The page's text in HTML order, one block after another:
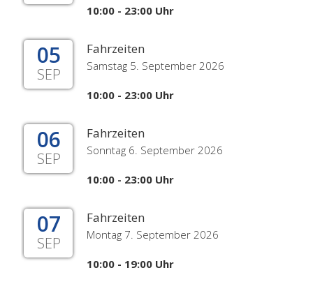
10:00 - 23:00 Uhr
05
SEP
Fahrzeiten
Samstag 5. September 2026
10:00 - 23:00 Uhr
06
SEP
Fahrzeiten
Sonntag 6. September 2026
10:00 - 23:00 Uhr
07
SEP
Fahrzeiten
Montag 7. September 2026
10:00 - 19:00 Uhr